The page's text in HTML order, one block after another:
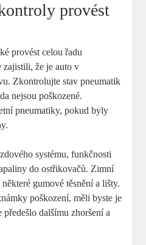
provést
provést celou řadu
zajistili, že je auto v
Zkontrolujte stav pneumatik
nejsou poškozené.
pneumatiky, pokud byly
systému, funkčnosti
do ostřikovačů. Zimní
gumové těsnění a lišty.
poškození, měli byste je
dalšímu zhoršení a